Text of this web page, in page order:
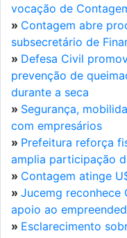
vocação de
» Contagem abre
subsecretário de
» Defesa Civil
prevenção de
durante a seca
» Segurança,
com empresários
» Prefeitura reforça
amplia participação
» Contagem atinge
» Jucemg reconhece
apoio ao
» Esclarecimento